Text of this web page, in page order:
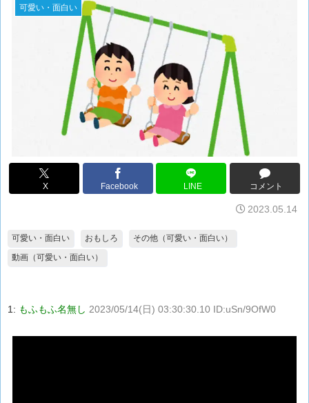
可愛い・面白い
X Facebook LINE コメント
2023.05.14
可愛い・面白い おもしろ
その他（可愛い・面白い）
動画（可愛い・面白い）
1: もふもふ名無し 2023/05/14(日) 03:30:30.10 ID:uSn/9OfW0